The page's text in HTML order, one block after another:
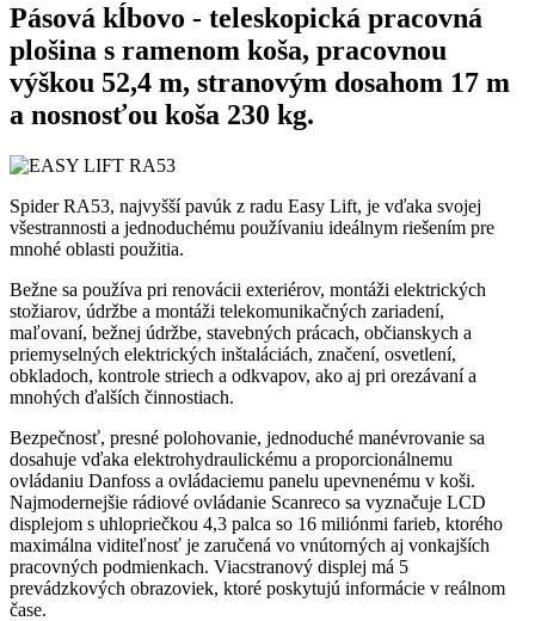
Pásová kĺbovo - teleskopická pracovná
plošina s ramenom koša, pracovnou
výškou 52,4 m, stranovým dosahom 17 m
a nosnosťou koša 230 kg.
Spider RA53, najvyšší pavúk z radu Easy Lift, je vďaka svojej
všestrannosti a jednoduchému používaniu ideálnym riešením pre
mnohé oblasti použitia.
Bežne sa používa pri renovácii exteriérov, montáži elektrických
stožiarov, údržbe a montáži telekomunikačných zariadení,
maľovaní, bežnej údržbe, stavebných prácach, občianskych a
priemyselných elektrických inštaláciách, značení, osvetlení,
obkladoch, kontrole striech a odkvapov, ako aj pri orezávaní a
mnohých ďalších činnostiach.
Bezpečnosť, presné polohovanie, jednoduché manévrovanie sa
dosahuje vďaka elektrohydraulickému a proporcionálnemu
ovládaniu Danfoss a ovládaciemu panelu upevnenému v koši.
Najmodernejšie rádiové ovládanie Scanreco sa vyznačuje LCD
displejom s uhlopriečkou 4,3 palca so 16 miliónmi farieb, ktorého
maximálna viditeľnosť je zaručená vo vnútorných aj vonkajších
pracovných podmienkach. Viacstranový displej má 5
prevádzkových obrazoviek, ktoré poskytujú informácie v reálnom
čase.